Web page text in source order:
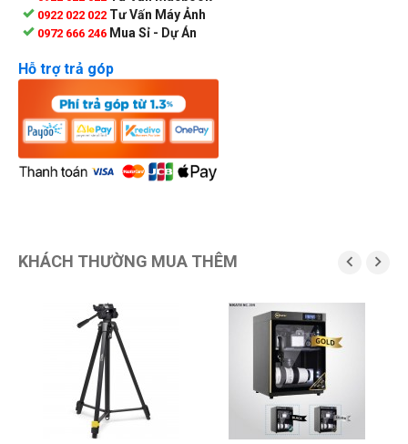
0922 022 022 Tư Vấn Máy Ảnh
0972 666 246 Mua Sỉ - Dự Án
Hỗ trợ trả góp
KHÁCH THƯỜNG MUA THÊM  